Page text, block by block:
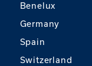
Benelux
Germany
Spain
Switzerland